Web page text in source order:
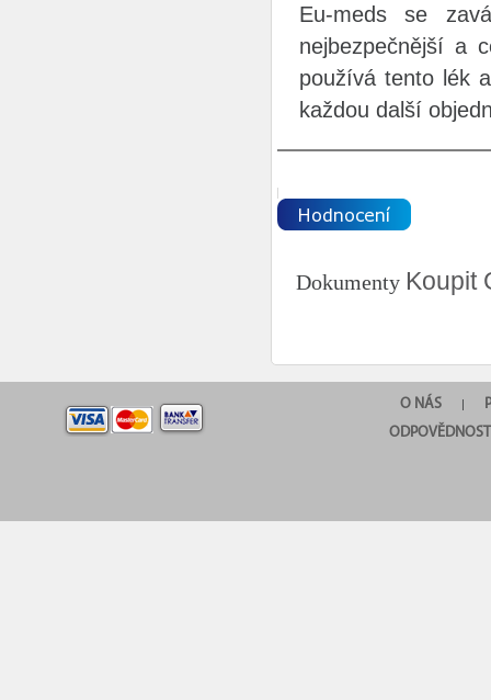
Eu-meds se
nejbezpečnější a
používá tento lék
každou další
Dokumenty Koupit
O NÁS |